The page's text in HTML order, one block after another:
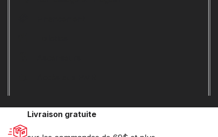
Livraison gratuite